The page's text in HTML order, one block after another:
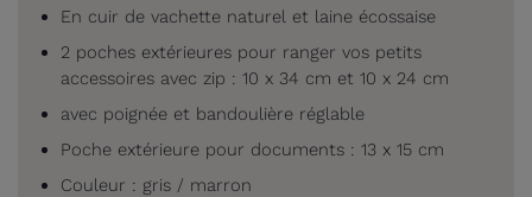
En cuir de vachette naturel et laine écossaise
2 poches extérieures pour ranger vos petits
accessoires avec zip : 10 x 34 cm et 10 x 24 cm
avec poignée et bandoulière réglable
Poche extérieure pour documents : 13 x 15 cm
Couleur : gris / marron